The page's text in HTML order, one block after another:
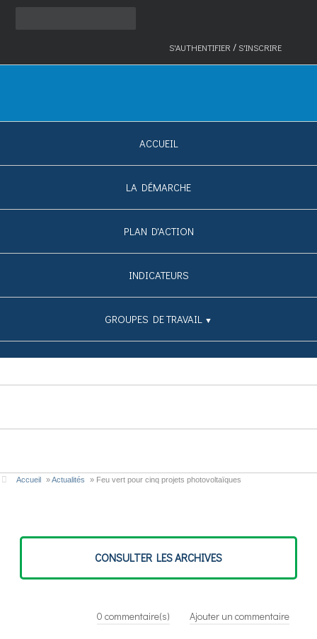
S'AUTHENTIFIER /S'INSCRIRE
ACCUEIL
LA DÉMARCHE
PLAN D'ACTION
INDICATEURS
GROUPES DE TRAVAIL ▼
Accueil »Actualités » Feu vert pour cinq projets photovoltaïques
CONSULTER LES ARCHIVES
0 commentaire(s) Ajouter un commentaire